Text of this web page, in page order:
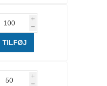
i
h
i
h